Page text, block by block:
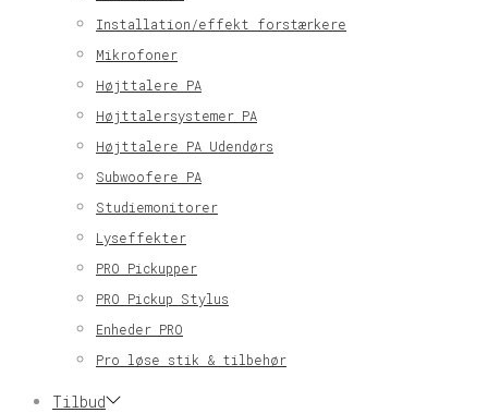
Installation/effekt forstærkere
Mikrofoner
Højttalere PA
Højttalersystemer PA
Højttalere PA Udendørs
Subwoofere PA
Studiemonitorer
Lyseffekter
PRO Pickupper
PRO Pickup Stylus
Enheder PRO
Pro løse stik & tilbehør
Tilbud